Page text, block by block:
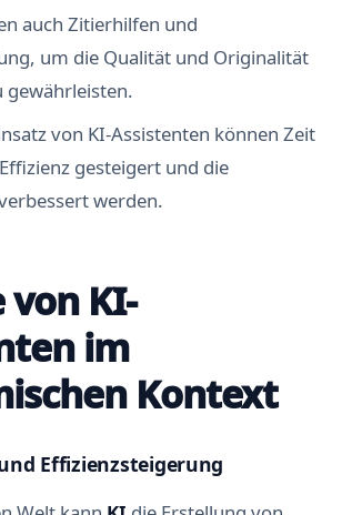
auch Zitierhilfen und
um die Qualität und Originalität
gewährleisten.
von KI-Assistenten können Zeit
gesteigert und die
werden.
KI-
im
Kontext
Effizienzsteigerung